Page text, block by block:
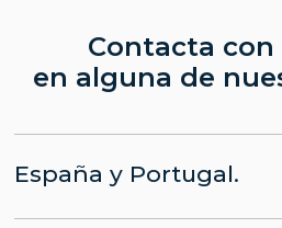
Contacta
en alguna de
España y Portugal.
Madrid